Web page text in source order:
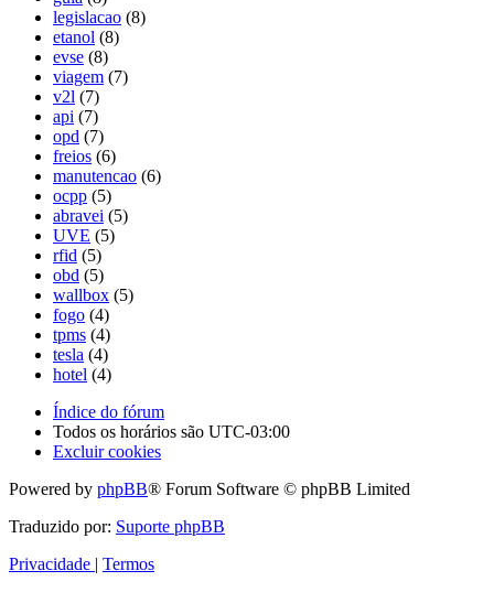
legislacao (8)
etanol (8)
evse (8)
viagem (7)
v2l (7)
api (7)
opd (7)
freios (6)
manutencao (6)
ocpp (5)
abravei (5)
UVE (5)
rfid (5)
obd (5)
wallbox (5)
fogo (4)
tpms (4)
tesla (4)
hotel (4)
Índice do fórum
Todos os horários são UTC-03:00
Excluir cookies
Powered by phpBB® Forum Software © phpBB Limited
Traduzido por: Suporte phpBB
Privacidade | Termos